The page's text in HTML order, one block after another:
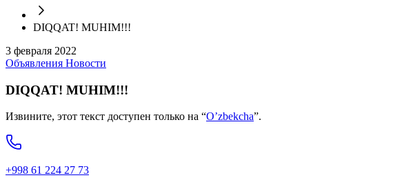
DIQQAT! MUHIM!!!
3 февраля 2022
Объявления Новости
DIQQAT! MUHIM!!!
Извините, этот текст доступен только на “O’zbekcha”.
+998 61 224 27 73